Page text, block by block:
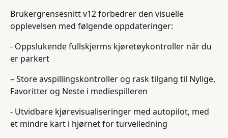
Brukergrensesnitt v12 forbedrer den visuelle
opplevelsen med følgende oppdateringer:
- Oppslukende fullskjerms kjøretøykontroller når du
er parkert
– Store avspillingskontroller og rask tilgang til Nylige,
Favoritter og Neste i mediespilleren
- Utvidbare kjørevisualiseringer med autopilot, med
et mindre kart i hjørnet for turveiledning